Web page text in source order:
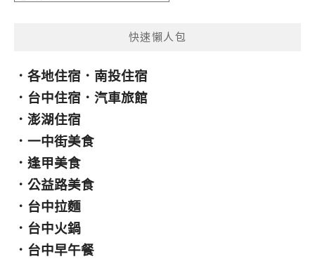
快速懶人包
． 各地住宿 ． 南投住宿
． 台中住宿 ． 汽車旅館
． 澎湖住宿
． 一中街美食
． 逢甲美食
． 公益路美食
． 台中拉麵
． 台中火鍋
． 台中早午餐